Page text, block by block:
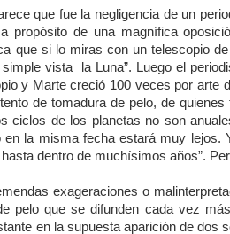
que fue la negligencia de un
propósito de una magnífica
que si lo miras con un telescopio
vista la Luna”. Luego el
y Marte creció 100 veces por arte
de tomadura de pelo, de
ciclos de los planetas no son
en la misma fecha estará muy lejos.
dentro de muchísimos años”.
exageraciones o
pelo que se difunden cada vez
en la supuesta aparición de dos